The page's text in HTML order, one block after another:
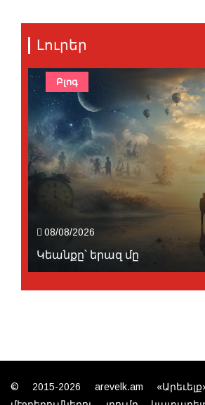
Լուրեր
08/08/2026
Կեանքը՝ երազ մը
Բլոգ
© 2015-2026 arevelk.am